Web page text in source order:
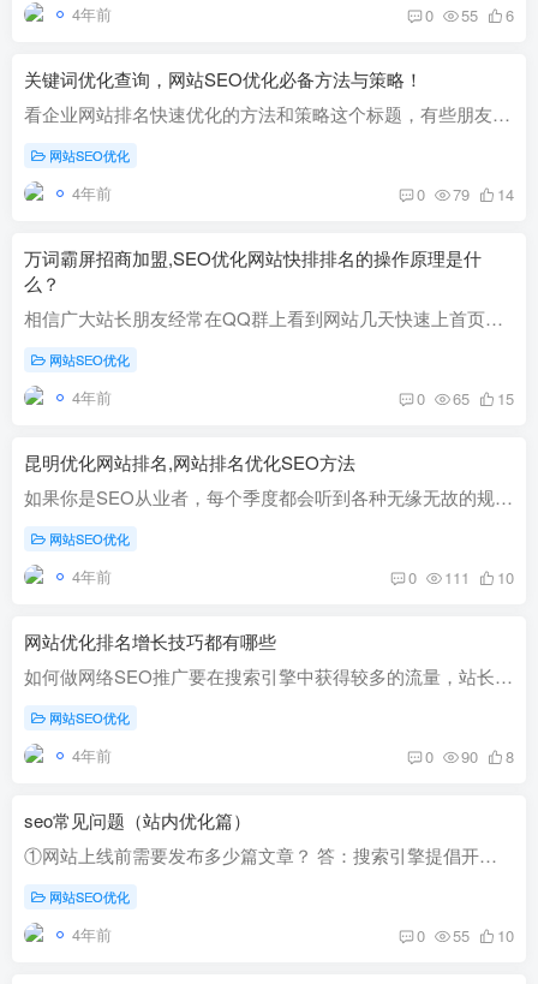
4年前 0 55 6
关键词优化查询，网站SEO优化必备方法与策略！
看企业网站排名快速优化的方法和策略这个标题，有些朋友一定会觉得我们在谈论快排，其实经常关注我们的朋友就知道，我们是做白帽seo起家的，我们也是做白帽seo起家的，我们也很喜欢白帽策略。为...
网站SEO优化
4年前 0 79 14
万词霸屏招商加盟,SEO优化网站快排排名的操作原理是什
么？
相信广大站长朋友经常在QQ群上看到网站几天快速上首页的网站快的网站快速排名广告，同时我们会怀疑网站快速排名有效，SEO网站快速排名如何操作，原则是什么？今天，高阳军将与您讨论SEO网站快速...
网站SEO优化
4年前 0 65 15
昆明优化网站排名,网站排名优化SEO方法
如果你是SEO从业者，每个季度都会听到各种无缘无故的规定，比如: ①网站页面百度收录量翻倍。 ②关键字排名迅速提升到前三。 ③网站关联总流量持续飙升。 网站排名优化SEO方法。 当网站被收录或...
网站SEO优化
4年前 0 111 10
网站优化排名增长技巧都有哪些
如何做网络SEO推广要在搜索引擎中获得较多的流量，站长们做网站推广前，还得结合一些优化营销策略和技巧，同时要让网站能够有一个稳定的收录，这才是做好网站关键词排名的重要前提。那么网络优...
网站SEO优化
4年前 0 90 8
seo常见问题（站内优化篇）
①网站上线前需要发布多少篇文章？ 答：搜索引擎提倡开发者生产优质的、能满足用户需求的内容，要关注内容的质量而不是数量。只要内容优质，网站基本框架撑起来，仍会获得搜索引擎的青睐。 ②网...
网站SEO优化
4年前 0 55 10